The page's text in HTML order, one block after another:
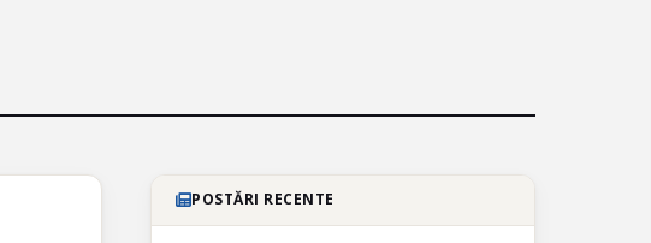
POSTĂRI RECENTE